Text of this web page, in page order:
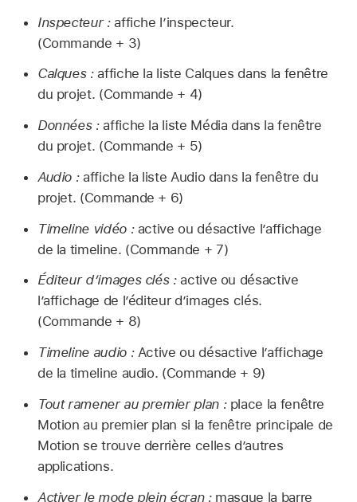
Inspecteur :affiche l’inspecteur.
(Commande + 3)
Calques :affiche la liste Calques dans la fenêtre
du projet. (Commande + 4)
Données :affiche la liste Média dans la fenêtre
du projet. (Commande + 5)
Audio :affiche la liste Audio dans la fenêtre du
projet. (Commande + 6)
Timeline vidéo :active ou désactive l’affichage
de la timeline. (Commande + 7)
Éditeur d’images clés :active ou désactive
l’affichage de l’éditeur d’images clés.
(Commande + 8)
Timeline audio :Active ou désactive l’affichage
de la timeline audio. (Commande + 9)
Tout ramener au premier plan :place la fenêtre
Motion au premier plan si la fenêtre principale de
Motion se trouve derrière celles d’autres
applications.
Activer le mode plein écran :masque la barre